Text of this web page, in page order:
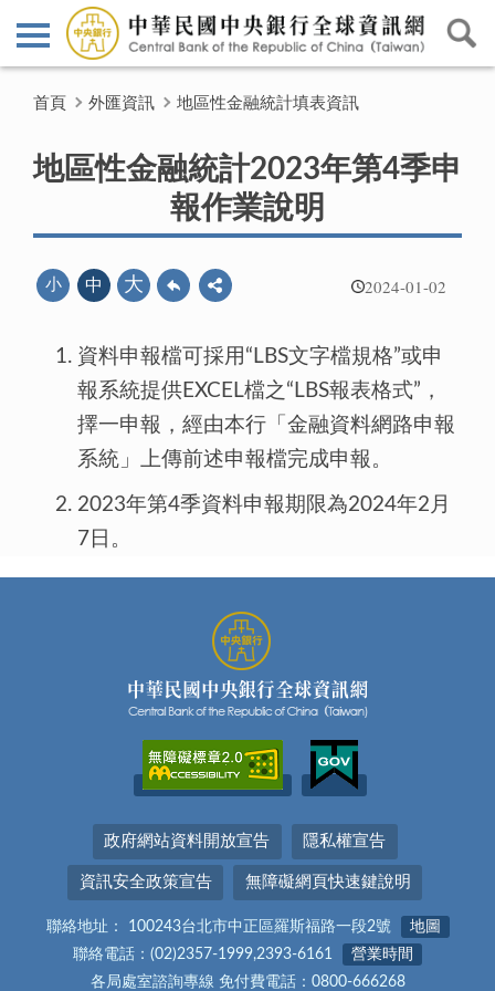
首頁 外匯資訊 地區性金融統計填表資訊
地區性金融統計2023年第4季申
報作業說明
2024-01-02
小 中 大
資料申報檔可採用“LBS文字檔規格”或申
報系統提供EXCEL檔之“LBS報表格式”，
擇一申報，經由本行「金融資料網路申報
系統」上傳前述申報檔完成申報。
2023年第4季資料申報期限為2024年2月
7日。
政府網站資料開放宣告 隱私權宣告
資訊安全政策宣告 無障礙網頁快速鍵說明
聯絡地址： 100243台北市中正區羅斯福路一段2號
地圖
聯絡電話：(02)2357-1999,2393-6161
營業時間
各局處室諮詢專線 免付費電話：0800-666268